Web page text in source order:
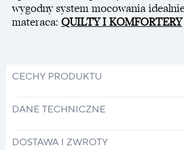
wygodny system mocowania
materaca: QUILTY I KOMFORTERY
CECHY PRODUKTU
DANE TECHNICZNE
DOSTAWA I ZWROTY